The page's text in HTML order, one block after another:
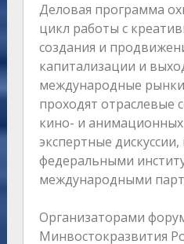
Деловая программа
цикл работы с
создания и
капитализации и
международные
проходят отраслевые
кино- и
экспертные дискуссии,
федеральными
международными
Организаторами
Минвостокразвития